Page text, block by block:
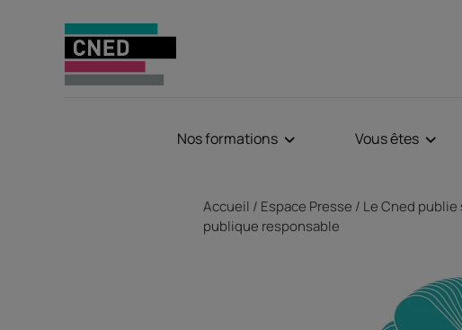
Nos formations Vous êtes
Accueil Espace Presse
Le Cned
publique responsable